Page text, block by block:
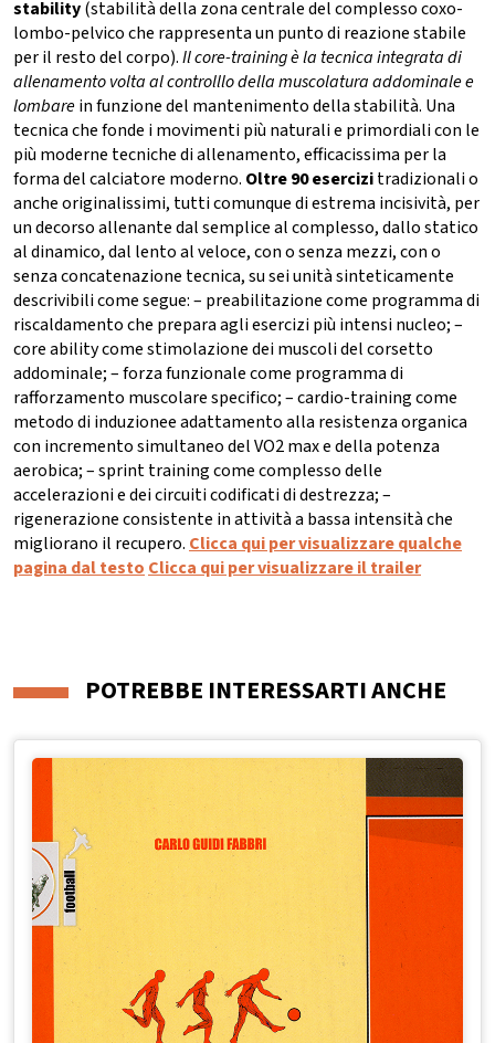
stability(stabilità della zona centrale del complesso coxo-
lombo-pelvico che rappresenta un punto di reazione stabile
per il resto del corpo).Il core-training è la tecnica integrata di
allenamento volta al controlllo della muscolatura addominale e
lombarein funzione del mantenimento della stabilità. Una
tecnica che fonde i movimenti più naturali e primordiali con le
più moderne tecniche di allenamento, efficacissima per la
forma del calciatore moderno. Oltre 90 esercizitradizionali o
anche originalissimi, tutti comunque di estrema incisività, per
un decorso allenante dal semplice al complesso, dallo statico
al dinamico, dal lento al veloce, con o senza mezzi, con o
senza concatenazione tecnica, su sei unità sinteticamente
descrivibili come segue: – preabilitazione come programma di
riscaldamento che prepara agli esercizi più intensi nucleo; –
core ability come stimolazione dei muscoli del corsetto
addominale; – forza funzionale come programma di
rafforzamento muscolare specifico; – cardio-training come
metodo di induzionee adattamento alla resistenza organica
con incremento simultaneo del VO2 max e della potenza
aerobica; – sprint training come complesso delle
accelerazioni e dei circuiti codificati di destrezza; –
rigenerazione consistente in attività a bassa intensità che
migliorano il recupero. Clicca qui per visualizzare qualche
pagina dal testo Clicca qui per visualizzare il trailer
POTREBBE INTERESSARTI ANCHE